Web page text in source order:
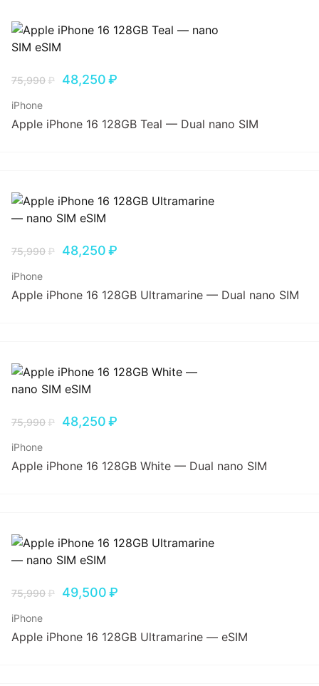
75,990₽ 48,250₽
iPhone
Apple iPhone 16 128GB Teal — Dual nano SIM
75,990₽ 48,250₽
iPhone
Apple iPhone 16 128GB Ultramarine — Dual nano SIM
75,990₽ 48,250₽
iPhone
Apple iPhone 16 128GB White — Dual nano SIM
75,990₽ 49,500₽
iPhone
Apple iPhone 16 128GB Ultramarine — eSIM